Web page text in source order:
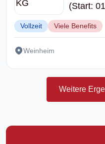
(Start:
Vollzeit Viele Benefits
Weinheim
Weitere